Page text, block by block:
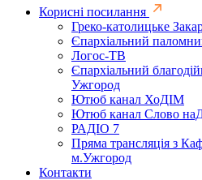
Корисні посилання
Греко-католицьке
Єпархіальний
Логос-ТВ
Єпархіальний
Ужгород
Ютюб канал ХоДІМ
Ютюб канал Слово
РАДІО 7
Пряма трансляція з
м.Ужгород
Контакти